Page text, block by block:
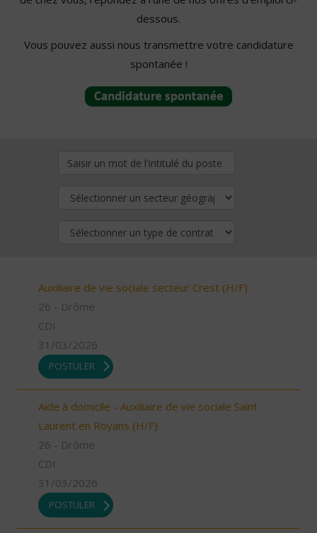
dessous.
Vous pouvez aussi nous transmettre votre candidature
spontanée !
Auxiliaire de vie sociale secteur Crest (H/F)
26 - Drôme
CDI
31/03/2026
POSTULER
Aide à domicile - Auxiliaire de vie sociale Saint
Laurent en Royans (H/F)
26 - Drôme
CDI
31/03/2026
POSTULER